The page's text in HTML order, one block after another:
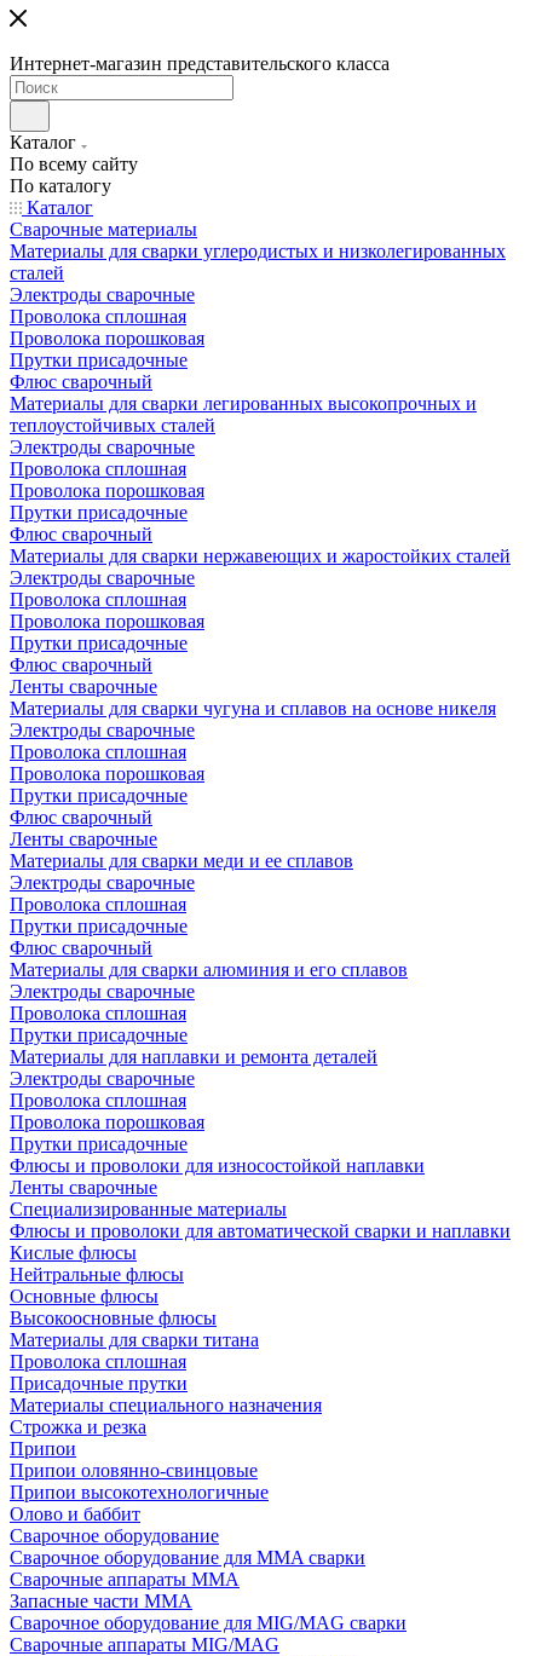
Интернет-магазин представительского класса
Каталог
По всему сайту
По каталогу
Каталог
Сварочные материалы
Материалы для сварки углеродистых и низколегированных
сталей
Электроды сварочные
Проволока сплошная
Проволока порошковая
Прутки присадочные
Флюс сварочный
Материалы для сварки легированных высокопрочных и
теплоустойчивых сталей
Электроды сварочные
Проволока сплошная
Проволока порошковая
Прутки присадочные
Флюс сварочный
Материалы для сварки нержавеющих и жаростойких сталей
Электроды сварочные
Проволока сплошная
Проволока порошковая
Прутки присадочные
Флюс сварочный
Ленты сварочные
Материалы для сварки чугуна и сплавов на основе никеля
Электроды сварочные
Проволока сплошная
Проволока порошковая
Прутки присадочные
Флюс сварочный
Ленты сварочные
Материалы для сварки меди и ее сплавов
Электроды сварочные
Проволока сплошная
Прутки присадочные
Флюс сварочный
Материалы для сварки алюминия и его сплавов
Электроды сварочные
Проволока сплошная
Прутки присадочные
Материалы для наплавки и ремонта деталей
Электроды сварочные
Проволока сплошная
Проволока порошковая
Прутки присадочные
Флюсы и проволоки для износостойкой наплавки
Ленты сварочные
Специализированные материалы
Флюсы и проволоки для автоматической сварки и наплавки
Кислые флюсы
Нейтральные флюсы
Основные флюсы
Высокоосновные флюсы
Материалы для сварки титана
Проволока сплошная
Присадочные прутки
Материалы специального назначения
Строжка и резка
Припои
Припои оловянно-свинцовые
Припои высокотехнологичные
Олово и баббит
Сварочное оборудование
Сварочное оборудование для MMA сварки
Сварочные аппараты MMA
Запасные части MMA
Сварочное оборудование для MIG/MAG сварки
Сварочные аппараты MIG/MAG